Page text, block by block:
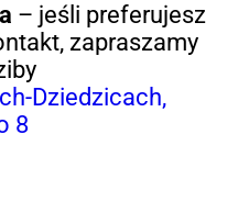
– jeśli preferujesz
zapraszamy
Dziedzicach,
8